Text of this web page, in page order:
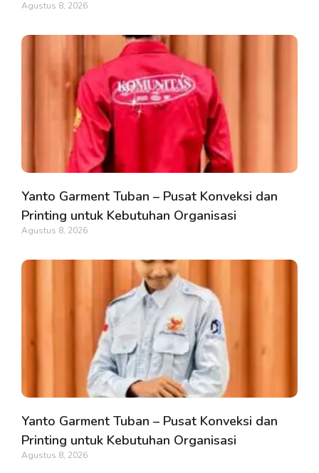
Agustus 8, 2026
Yanto Garment Tuban – Pusat Konveksi dan
Printing untuk Kebutuhan Organisasi
Agustus 8, 2026
Yanto Garment Tuban – Pusat Konveksi dan
Printing untuk Kebutuhan Organisasi
Agustus 8, 2026